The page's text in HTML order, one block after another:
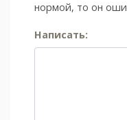
нормой, то он
Написать: